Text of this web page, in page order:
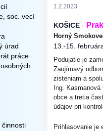
soc. vecí
úrad
práce
činnosti
1.2.2023
KOŠICE -
Horný
13.-15.
Podujatie je
Zaujímavý
zisteniam a
Ing.
obce a tretia
údajov pri
Prihlasovanie je